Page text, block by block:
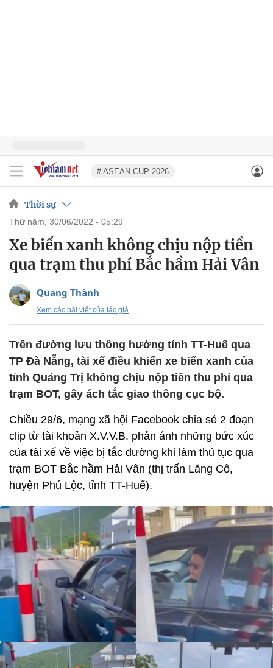
# ASEAN CUP 2026
Thời sự
thứ năm, 30/06/2022 - 05:29
Xe biển xanh không chịu nộp tiền
qua trạm thu phí Bắc hầm Hải Vân
Quang Thành
Xem các bài viết của tác giả
Trên đường lưu thông hướng tỉnh TT-Huế qua
TP Đà Nẵng, tài xế điều khiển xe biển xanh của
tỉnh Quảng Trị không chịu nộp tiền thu phí qua
trạm BOT, gây ách tắc giao thông cục bộ.
Chiều 29/6, mạng xã hội Facebook chia sẻ 2 đoạn
clip từ tài khoản X.V.V.B. phản ánh những bức xúc
của tài xế về việc bị tắc đường khi làm thủ tục qua
trạm BOT Bắc hầm Hải Vân (thị trấn Lăng Cô,
huyện Phú Lộc, tỉnh TT-Huế).